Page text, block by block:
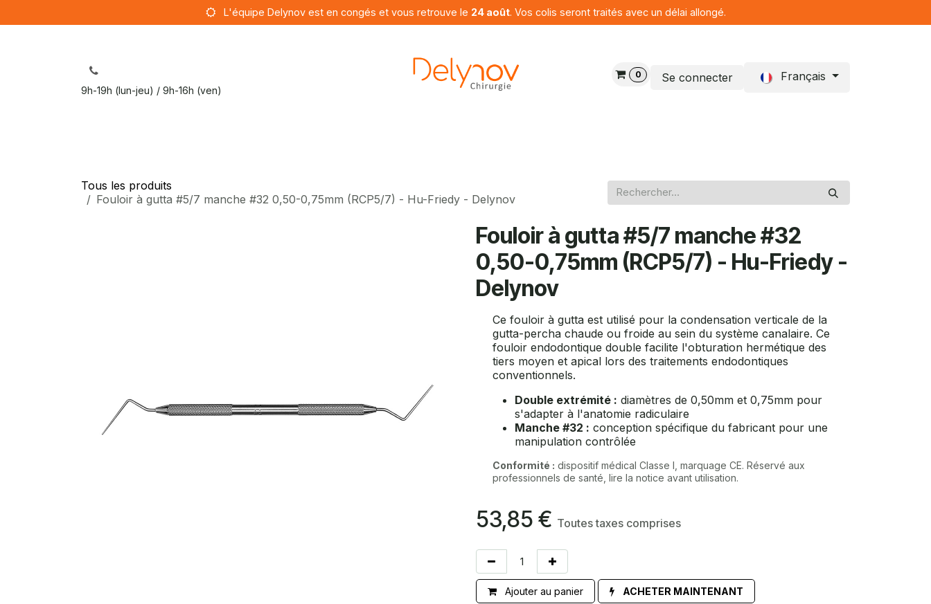
L'équipe Delynov est en congés et vous retrouve le 24 août. Vos colis seront traités avec un délai allongé.
9h-19h (lun-jeu) / 9h-16h (ven)
0 Se connecter Français
Tous les produits
Fouloir à gutta #5/7 manche #32 0,50-0,75mm (RCP5/7) - Hu-Friedy - Delynov
Fouloir à gutta #5/7 manche #32
0,50-0,75mm (RCP5/7) - Hu-Friedy -
Delynov
Ce fouloir à gutta est utilisé pour la condensation verticale de la
gutta-percha chaude ou froide au sein du système canalaire. Ce
fouloir endodontique double facilite l'obturation hermétique des
tiers moyen et apical lors des traitements endodontiques
conventionnels.
Double extrémité : diamètres de 0,50mm et 0,75mm pour
s'adapter à l'anatomie radiculaire
Manche #32 : conception spécifique du fabricant pour une
manipulation contrôlée
Conformité : dispositif médical Classe I, marquage CE. Réservé aux
professionnels de santé, lire la notice avant utilisation.
53,85 € Toutes taxes comprises
Ajouter au panier ACHETER MAINTENANT